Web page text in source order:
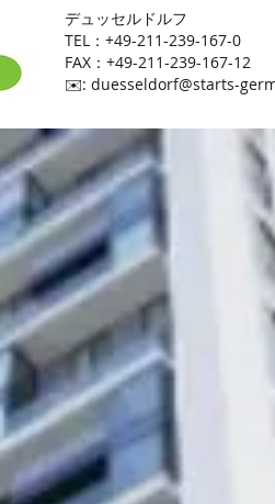
​デュッセルドルフ
TEL：+49-211-239-167-0
FAX：+49-211-239-167-12
​✉️: duesseldorf@starts-